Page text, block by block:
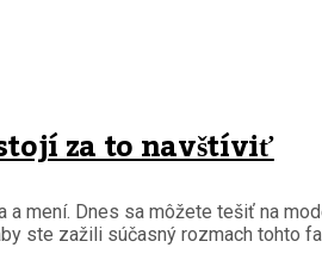
za to navštíviť
mení. Dnes sa môžete tešiť na
ste zažili súčasný rozmach tohto